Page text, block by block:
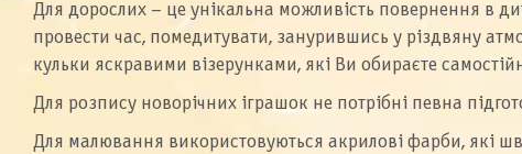
Для дорослих – це унікальна можливість повернення в
провести час, помедитувати, занурившись у різдвяну
кульки яскравими візерунками, які Ви обираєте
Для розпису новорічних іграшок не потрібні певна
Для малювання використовуються акрилові фарби, які